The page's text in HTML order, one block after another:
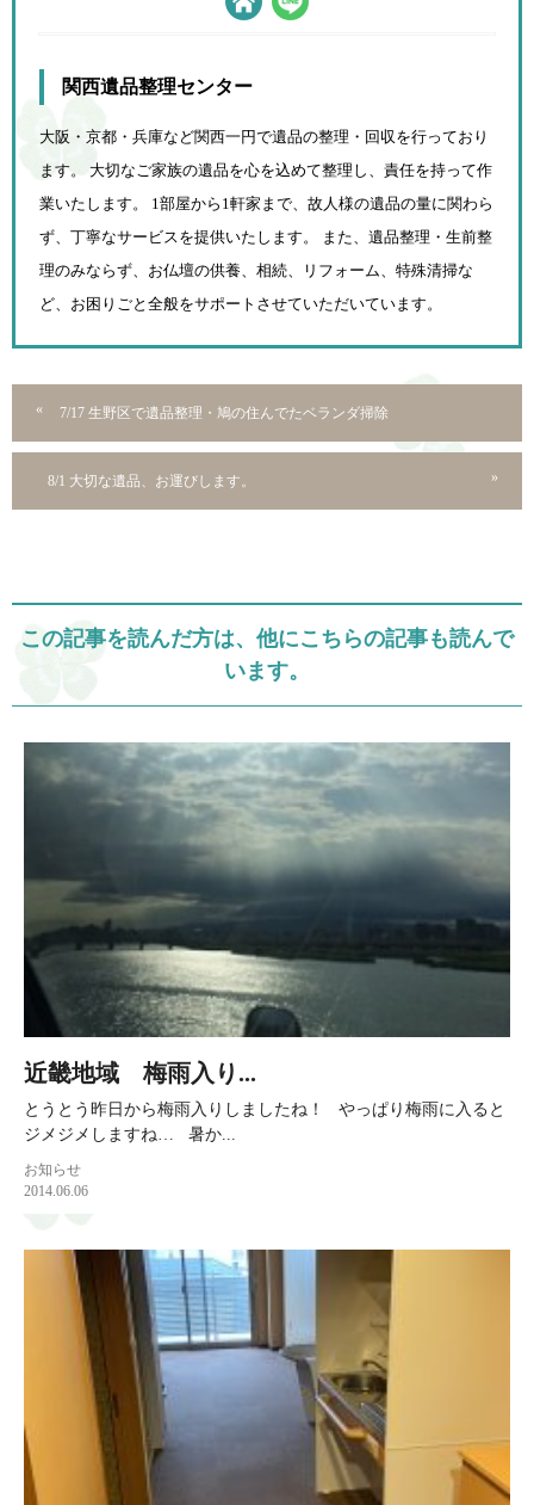
関西遺品整理センター
大阪・京都・兵庫など関西一円で遺品の整理・回収を行っており
ます。 大切なご家族の遺品を心を込めて整理し、責任を持って作
業いたします。 1部屋から1軒家まで、故人様の遺品の量に関わら
ず、 丁寧なサービスを提供いたします。 また、遺品整理・生前整
理のみならず、お仏壇の供養、相続、
リフォーム、特殊清掃な
ど、お困りごと全般をサポートさせていただいています。
7/17 生野区で遺品整理・鳩の住んでたベランダ掃除
8/1 大切な遺品、お運びします。
この記事を読んだ方は、他にこちらの記事も読んで
います。
近畿地域 梅雨入り...
とうとう昨日から梅雨入りしましたね！ やっぱり梅雨に入ると
ジメジメしますね… 暑か...
お知らせ
2014.06.06